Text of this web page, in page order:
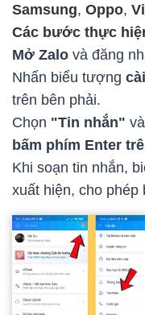
Samsung, Oppo,
Các bước thực
Mở Zalo và đăng
Nhấn biểu tượng
trên bên phải.
Chọn "Tin nhắn"
bấm phím Enter
Khi soạn tin nhắn,
xuất hiện, cho phép